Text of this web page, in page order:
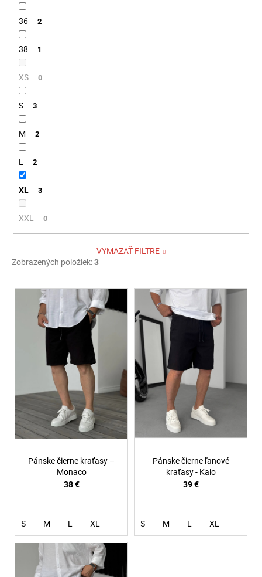
36 2
38 1
XS 0
S 3
M 2
L 2
XL 3
XXL 0
VYMAZAŤ FILTRE
Zobrazených položiek:3
V
o
d
u
Pánske čierne kraťasy –
Monaco
38 €
S M L XL
Pánske čierne ľanové
kraťasy - Kaio
39 €
S M L XL